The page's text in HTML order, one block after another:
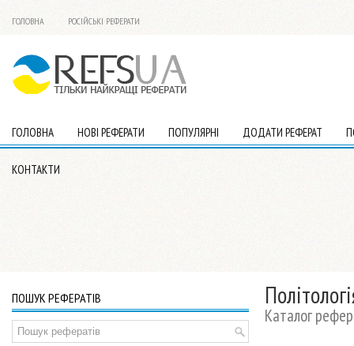
ГОЛОВНА РОСІЙСЬКІ РЕФЕРАТИ
ГОЛОВНА НОВІ РЕФЕРАТИ ПОПУЛЯРНІ ДОДАТИ РЕФЕРАТ
КОНТАКТИ
Каталог
ПОШУК РЕФЕРАТІВ